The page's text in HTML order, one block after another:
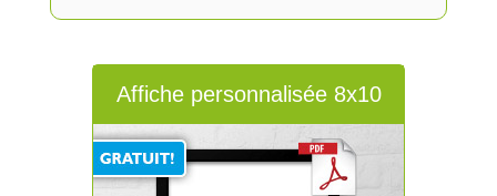
Affiche personnalisée 8x10